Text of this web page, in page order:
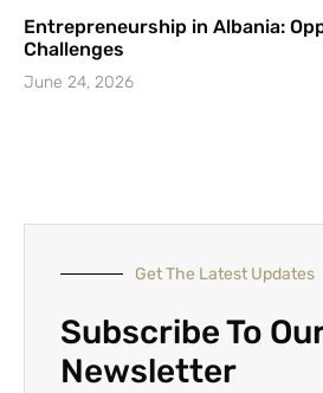
Entrepreneurship in Albania:
Challenges
June 24, 2026
Get The Latest Updates
Subscribe To
Newsletter